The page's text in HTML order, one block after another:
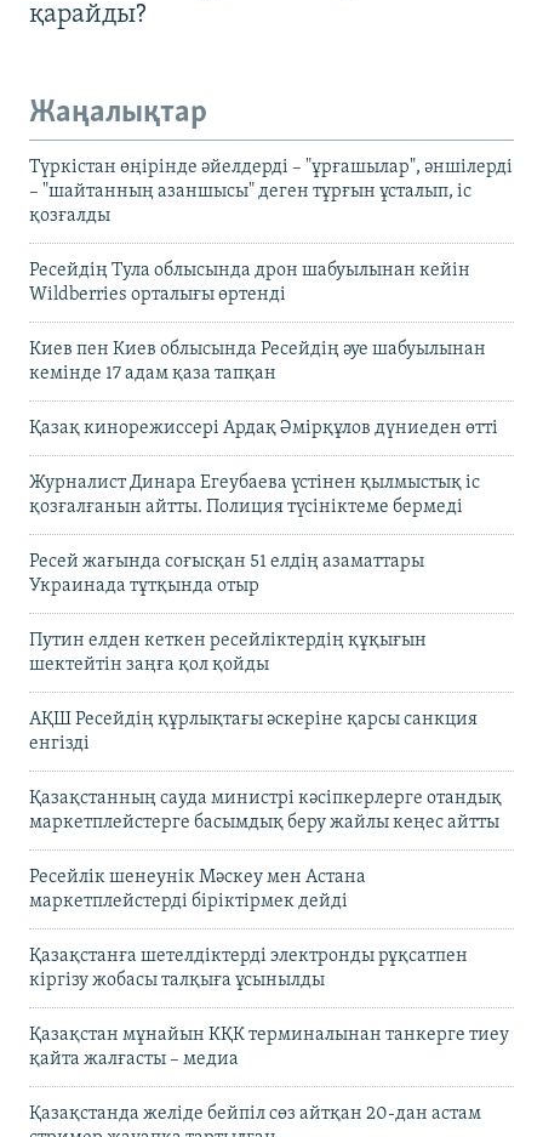
қарайды?
Жаңалықтар
Түркістан өңірінде әйелдерді – "ұрғашылар", әншілерді
– "шайтанның азаншысы" деген тұрғын ұсталып, іс
қозғалды
Ресейдің Тула облысында дрон шабуылынан кейін
Wildberries орталығы өртенді
Киев пен Киев облысында Ресейдің әуе шабуылынан
кемінде 17 адам қаза тапқан
Қазақ кинорежиссері Ардақ Әмірқұлов дүниеден өтті
Журналист Динара Егеубаева үстінен қылмыстық іс
қозғалғанын айтты. Полиция түсініктеме бермеді
Ресей жағында соғысқан 51 елдің азаматтары
Украинада тұтқында отыр
Путин елден кеткен ресейліктердің құқығын
шектейтін заңға қол қойды
АҚШ Ресейдің құрлықтағы әскеріне қарсы санкция
енгізді
Қазақстанның сауда министрі кәсіпкерлерге отандық
маркетплейстерге басымдық беру жайлы кеңес айтты
Ресейлік шенеунік Мәскеу мен Астана
маркетплейстерді біріктірмек дейді
Қазақстанға шетелдіктерді электронды рұқсатпен
кіргізу жобасы талқыға ұсынылды
Қазақстан мұнайын КҚК терминалынан танкерге тиеу
қайта жалғасты – медиа
Қазақстанда желіде бейпіл сөз айтқан 20-дан астам